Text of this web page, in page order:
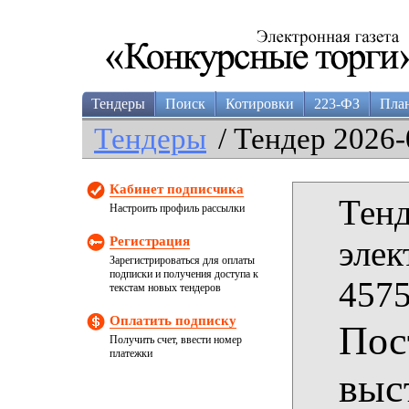
Тендеры Поиск Котировки 223-ФЗ
Тендеры / Тендер
Кабинет подписчика
Настроить профиль рассылки
Регистрация
Зарегистрироваться для оплаты
подписки и получения доступа к
текстам новых тендеров
Оплатить подписку
Получить счет, ввести номер
платежки